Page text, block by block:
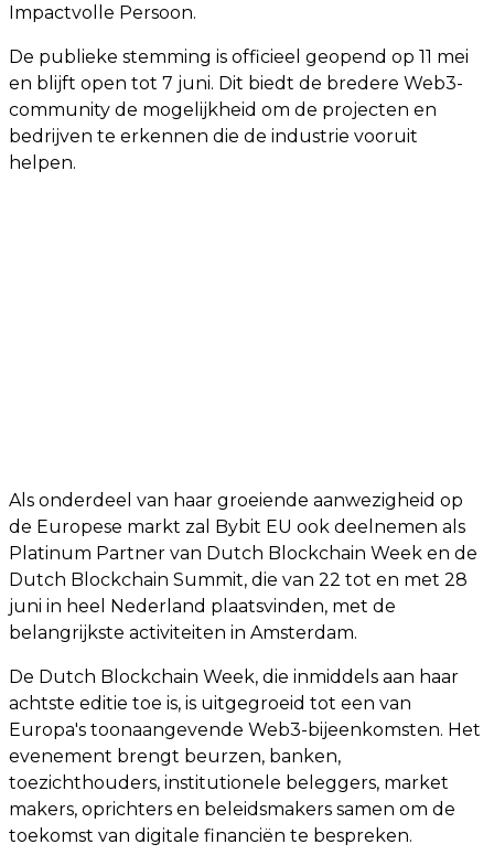
Impactvolle Persoon.
De publieke stemming is officieel geopend op 11 mei
en blijft open tot 7 juni. Dit biedt de bredere Web3-
community de mogelijkheid om de projecten en
bedrijven te erkennen die de industrie vooruit
helpen.
Als onderdeel van haar groeiende aanwezigheid op
de Europese markt zal Bybit EU ook deelnemen als
Platinum Partner van Dutch Blockchain Week en de
Dutch Blockchain Summit, die van 22 tot en met 28
juni in heel Nederland plaatsvinden, met de
belangrijkste activiteiten in Amsterdam.
De Dutch Blockchain Week, die inmiddels aan haar
achtste editie toe is, is uitgegroeid tot een van
Europa's toonaangevende Web3-bijeenkomsten. Het
evenement brengt beurzen, banken,
toezichthouders, institutionele beleggers, market
makers, oprichters en beleidsmakers samen om de
toekomst van digitale financiën te bespreken.